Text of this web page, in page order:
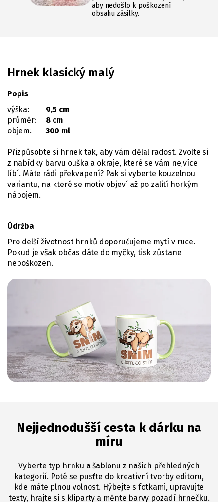
aby nedošlo k poškození
obsahu zásilky.
Hrnek klasický malý
Popis
výška:
9,5 cm
průměr:
8 cm
objem:
300 ml
Přizpůsobte si hrnek tak, aby vám dělal radost. Zvolte si
z nabídky barvu ouška a okraje, které se vám nejvíce
líbí. Máte rádi překvapení? Pak si vyberte kouzelnou
variantu, na které se motiv objeví až po zalití horkým
nápojem.
Údržba
Pro delší životnost hrnků doporučujeme mytí v ruce.
Pokud je však občas dáte do myčky, tisk zůstane
nepoškozen.
Nejjednodušší cesta k dárku na
míru
Vyberte typ hrnku a šablonu z našich přehledných
kategorií. Poté se pusťte do kreativní tvorby editoru,
kde máte plnou volnost. Hýbejte s fotkami, upravujte
texty, hrajte si s kliparty a měnte barvy pozadí hrnečku.